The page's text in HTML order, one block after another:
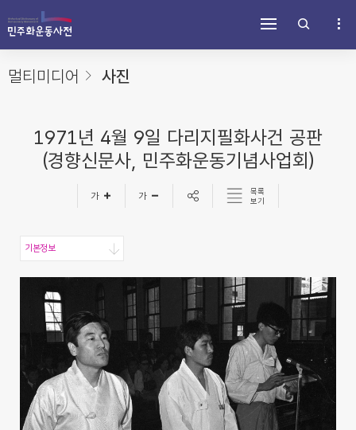
메
뉴
바
로
용
바
로
가
단
바
로
가멀티미디어 사진
1971년 4월 9일 다리지필화사건 공판
(경향신문사, 민주화운동기념사업회)
목록
보기
기본정보